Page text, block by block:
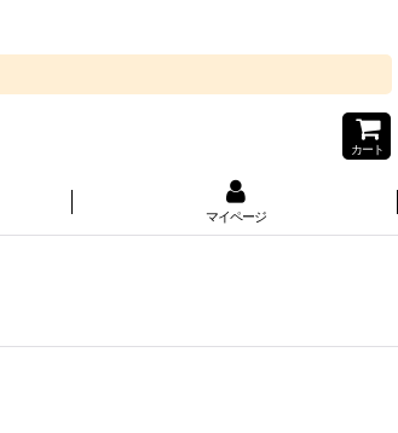
カート
マイページ